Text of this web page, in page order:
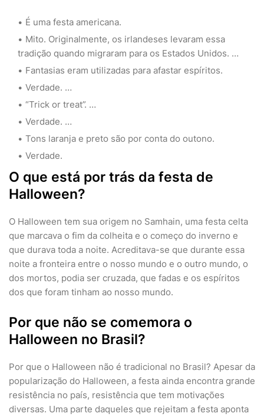
É uma festa americana.
Mito. Originalmente, os irlandeses levaram essa
tradição quando migraram para os Estados Unidos. …
Fantasias eram utilizadas para afastar espíritos.
Verdade. …
“Trick or treat”. …
Verdade. …
Tons laranja e preto são por conta do outono.
Verdade.
O que está por trás da festa de
Halloween?
O Halloween tem sua origem no Samhain, uma festa celta
que marcava o fim da colheita e o começo do inverno e
que durava toda a noite. Acreditava-se que durante essa
noite a fronteira entre o nosso mundo e o outro mundo, o
dos mortos, podia ser cruzada, que fadas e os espíritos
dos que foram tinham ao nosso mundo.
Por que não se comemora o
Halloween no Brasil?
Por que o Halloween não é tradicional no Brasil? Apesar da
popularização do Halloween, a festa ainda encontra grande
resistência no país, resistência que tem motivações
diversas. Uma parte daqueles que rejeitam a festa aponta